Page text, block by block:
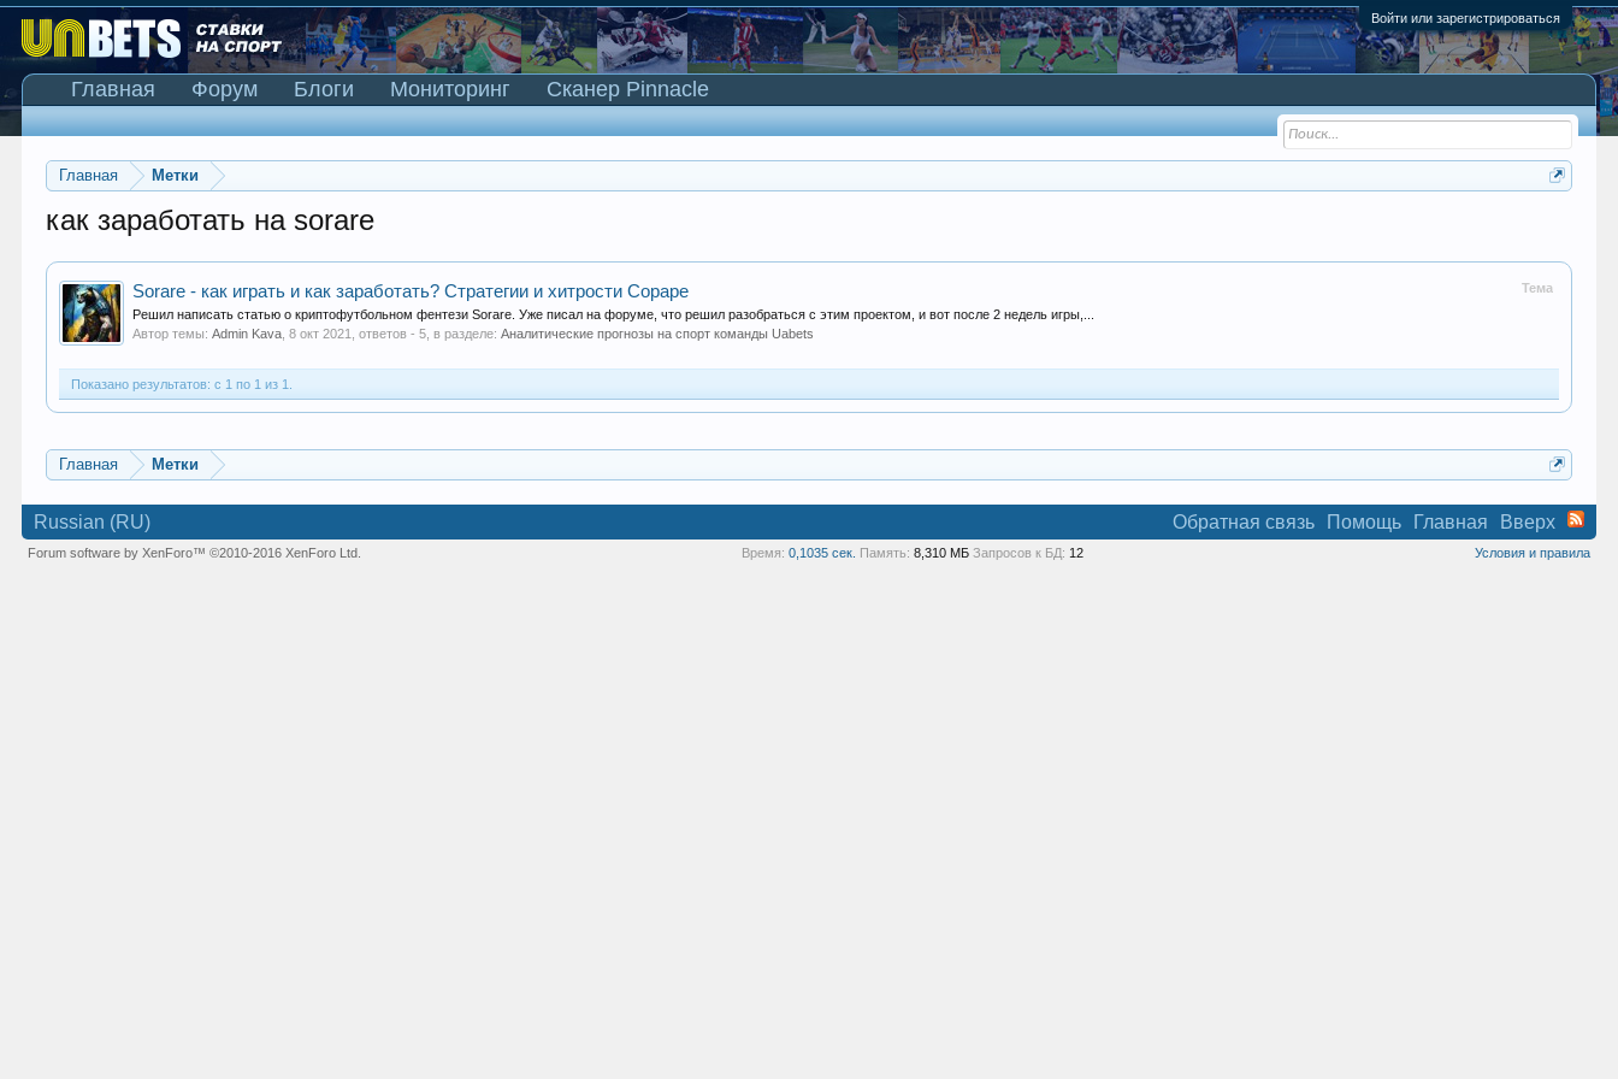
Войти или зарегистрироваться
Главная Метки
как заработать на sorare
Тема
Sorare - как играть и как заработать? Стратегии и хитрости Сораре
Решил написать статью о криптофутбольном фентези Sorare. Уже писал на форуме, что решил разобраться с этим проектом, и вот после 2 недель игры,...
Автор темы:Admin Kava ,8 окт 2021 , ответов - 5, в разделе:Аналитические прогнозы на спорт команды Uabets
Показано результатов: с 1 по 1 из 1.
Главная Метки
Главная Форум Блоги Мониторинг Сканер Pinnacle
Russian (RU) Обратная связь Помощь Главная Вверх
Условия и правила
Forum software by XenForo™©2010-2016 XenForo Ltd. Время: 0,1035 сек. Память: 8,310 МБ Запросов к БД: 12